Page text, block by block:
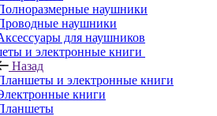
наушники
наушники
для наушников
и электронные книги
Назад
и электронные книги
книги